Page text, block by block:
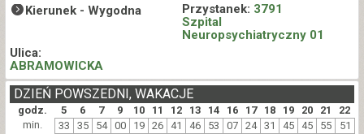
Kierunek - Wygodna Przystanek: 3791
Szpital
Neuropsychiatryczny 01
Ulica:
ABRAMOWICKA
godz. 5 6 7 9 10 11 12 13 14 16 17 18 19 20 21 22
DZIEŃ POWSZEDNI, WAKACJE
min. 33 35 54 00 19 26 41 46 53 07 24 31 45 45 55 51